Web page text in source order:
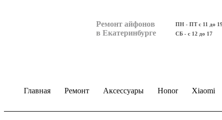
Ремонт айфонов
в Екатеринбурге
ПН - ПТ с 11 до
СБ - с 12 до 17
Главная Ремонт Аксессуары Honor Xiaomi